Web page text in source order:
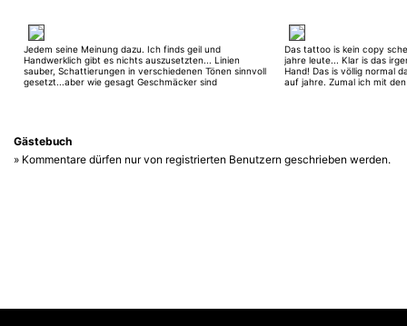
Jedem seine Meinung dazu. Ich finds geil und
Handwerklich gibt es nichts auszusetzten... Linien
sauber, Schattierungen in verschiedenen Tönen sinnvoll
gesetzt...aber wie gesagt Geschmäcker sind
Das tattoo is kein copy
jahre leute... Klar is das
Hand! Das is völlig normal
auf jahre. Zumal ich mit
Gästebuch
» Kommentare dürfen nur von registrierten Benutzern geschrieben werden.